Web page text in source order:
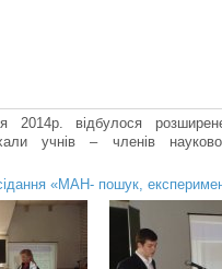
2014р. відбулося
учнів – членів